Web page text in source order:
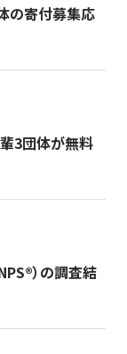
の寄付募集応
輩3団体が無料
）の調査結